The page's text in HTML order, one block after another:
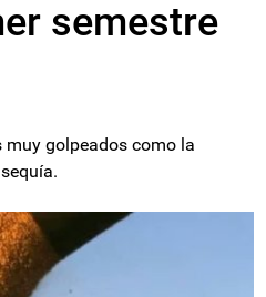
semestre
muy golpeados como la